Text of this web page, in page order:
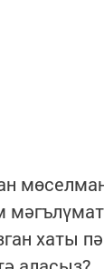
хаты